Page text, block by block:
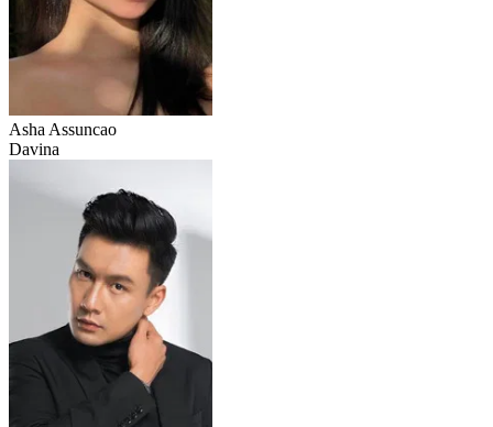
Asha Assuncao
Davina